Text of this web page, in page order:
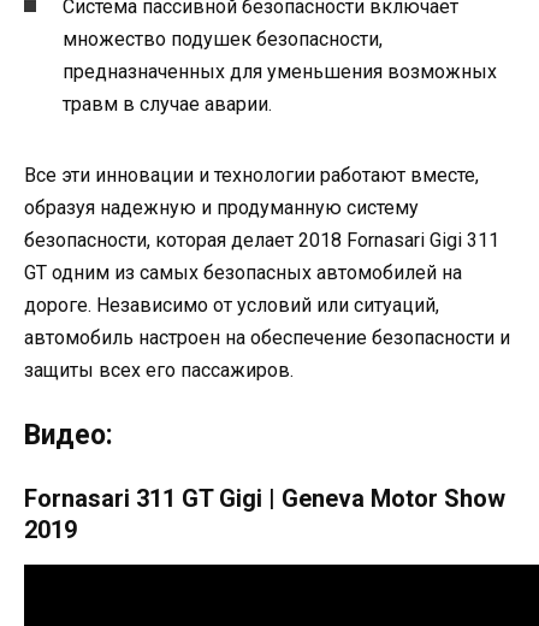
Система пассивной безопасности включает
множество подушек безопасности,
предназначенных для уменьшения возможных
травм в случае аварии.
Все эти инновации и технологии работают вместе,
образуя надежную и продуманную систему
безопасности, которая делает 2018 Fornasari Gigi 311
GT одним из самых безопасных автомобилей на
дороге. Независимо от условий или ситуаций,
автомобиль настроен на обеспечение безопасности и
защиты всех его пассажиров.
Видео:
Fornasari 311 GT Gigi | Geneva Motor Show
2019